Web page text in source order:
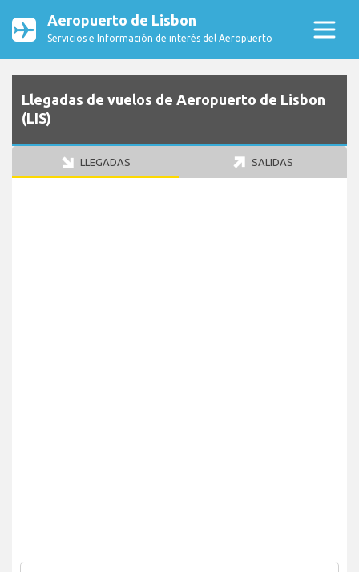
Aeropuerto de Lisbon
Servicios e Información de interés del Aeropuerto
Llegadas de vuelos de Aeropuerto de Lisbon
(LIS)
LLEGADAS SALIDAS